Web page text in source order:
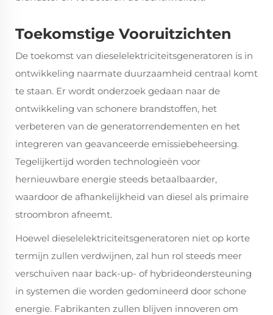
Toekomstige Vooruitzichten
De toekomst van dieselelektriciteitsgeneratoren is in
ontwikkeling naarmate duurzaamheid centraal komt
te staan. Er wordt onderzoek gedaan naar de
ontwikkeling van schonere brandstoffen, het
verbeteren van de generatorrendementen en het
integreren van geavanceerde emissiebeheersing.
Tegelijkertijd worden technologieën voor
hernieuwbare energie steeds betaalbaarder,
waardoor de afhankelijkheid van diesel als primaire
stroombron afneemt.
Hoewel dieselelektriciteitsgeneratoren niet op korte
termijn zullen verdwijnen, zal hun rol steeds meer
verschuiven naar back-up- of hybrideondersteuning
in systemen die worden gedomineerd door schone
energie. Fabrikanten zullen blijven innoveren om